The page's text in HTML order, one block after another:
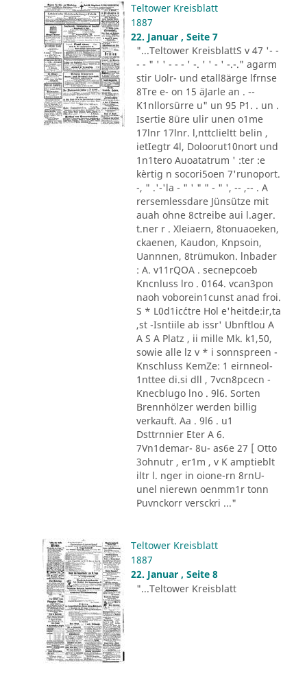
Teltower Kreisblatt
1887
22. Januar , Seite 7
"...Teltower KreisblattS v 47 '- -
- - " ' ' - - - ' -. ' ' - ' -.-." agarm
stir Uolr- und etall8ärge lfrnse
8Tre e- on 15 äJarle an . --
K1nllorsürre u" un 95 P1. . un .
Isertie 8üre ulir unen o1me
17lnr 17lnr. l,nttclieltt belin ,
ietIegtr 4l, Doloorut10nort und
1n1tero Auoatatrum ' :ter :e
kèrtig n socori5oen 7'runoport.
-, " .'-'la - " ' " " - " ', -- ,-- . A
rersemlessdare Jünsütze mit
auah ohne 8ctreibe aui l.ager.
t.ner r . Xleiaern, 8tonuaoeken,
ckaenen, Kaudon, Knpsoin,
Uannnen, 8trümukon. lnbader
: A. v11rQOA . secnepcoeb
Kncnluss lro . 0164. vcan3pon
naoh voborein1cunst anad froi.
S * L0d1ic´ctre Hol e'heitde:ir,ta
,st -Isntiile ab issr' Ubnftlou A
A S A Platz , ii mille Mk. k1,50,
sowie alle lz v * i sonnspreen -
Knschluss KemZe: 1 eirnneol-
1nttee di.si dll , 7vcn8pcecn -
Knecblugo lno . 9l6. Sorten
Brennhölzer werden billig
verkauft. Aa . 9l6 . u1
Dsttrnnier Eter A 6.
7Vn1demar- 8u- as6e 27 [ Otto
3ohnutr , er1m , v K amptieblt
iltr l. nger in oione-rn 8rnU-
unel nierewn oenmm1r tonn
Puvnckorr versckri ..."
Teltower Kreisblatt
1887
22. Januar , Seite 8
"...Teltower Kreisblatt